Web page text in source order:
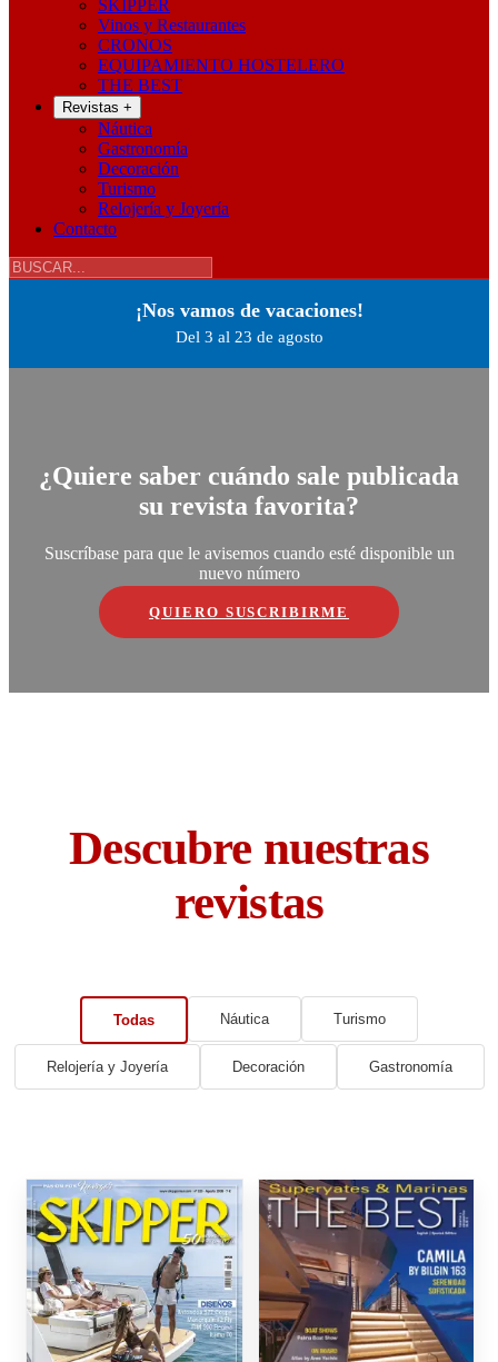
SKIPPER
Vinos y Restaurantes
CRONOS
EQUIPAMIENTO HOSTELERO
THE BEST
Revistas +
Náutica
Gastronomía
Decoración
Turismo
Relojería y Joyería
Contacto
¡Nos vamos de vacaciones!
Del 3 al 23 de agosto
¿Quiere saber cuándo sale publicada
su revista favorita?
Suscríbase para que le avisemos cuando esté disponible un
nuevo número
QUIERO SUSCRIBIRME
Descubre nuestras
revistas
Todas Náutica Turismo
Relojería y Joyería Decoración Gastronomía